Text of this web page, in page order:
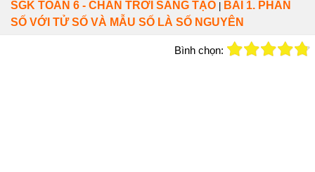
SGK TOÁN 6 - CHÂN TRỜI SÁNG TẠO
BÀI 1. PHÂN
SỐ VỚI TỬ SỐ VÀ MẪU SỐ LÀ SỐ NGUYÊN
Bình chọn: